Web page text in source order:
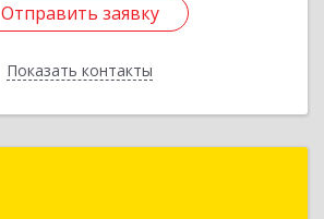
Отправить заявку
Показать контакты
Отправить заявку
Назад